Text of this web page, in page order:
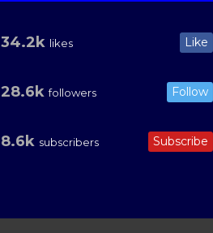
34.2k likes Like
28.6k followers Follow
8.6k subscribers Subscribe